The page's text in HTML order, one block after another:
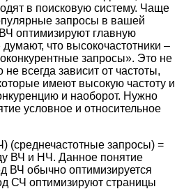
в поисковую систему. Чаще
запросы в вашей
оптимизируют главную
что высокочастотники –
запросы». Это не
не всегда зависит от частоты,
имеют высокую частоту и
и наоборот. Нужно
условное и относительное
(среднечастотные запросы) =
ВЧ и НЧ. Данное понятие
ВЧ обычно оптимизируется
СЧ оптимизируют страницы